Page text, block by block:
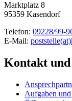
Marktplatz 8
95359 Kasendorf
Telefon: 09228/99-
E-Mail:
Kontakt und
Aufgaben